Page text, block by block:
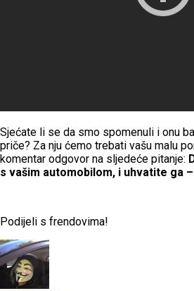
Sjećate li se da smo spomenuli i onu
priče? Za nju ćemo trebati vašu malu
komentar odgovor na sljedeće pitanje:
s vašim automobilom, i uhvatite ga
Podijeli s frendovima!